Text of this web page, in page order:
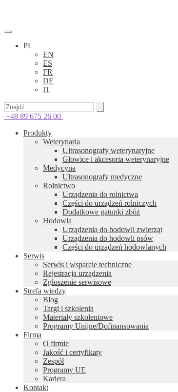
PL
EN
ES
FR
DE
IT
+48 89 675 26 00
Produkty
Weterynaria
Ultrasonografy weterynaryjne
Głowice i akcesoria weterynaryjne
Medycyna
Ultrasonografy medyczne
Rolnictwo
Urządzenia do rolnictwa
Części do urządzeń rolniczych
Dodatkowe gatunki zbóż
Hodowla
Urządzenia do hodowli zwierząt
Urządzenia do hodowli psów
Części do urządzeń hodowlanych
Serwis
Serwis i wsparcie techniczne
Rejestracja urządzenia
Zgłoszenie serwisowe
Strefa wiedzy
Blog
Targi i szkolenia
Materiały szkoleniowe
Programy Unijne/Dofinansowania
Firma
O firmie
Jakość i certyfikaty
Zespół
Programy UE
Kariera
Kontakt